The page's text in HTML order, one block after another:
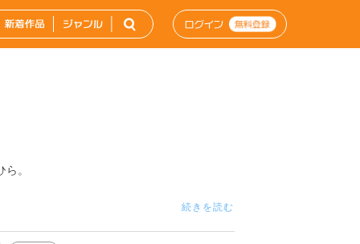
。
続きを読む